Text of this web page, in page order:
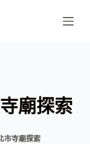
廟探索
市寺廟探索